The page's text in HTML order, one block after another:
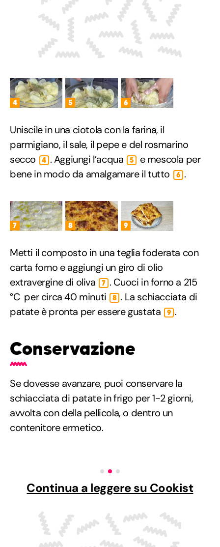
4 5 6
Uniscile in una ciotola con la farina, il
parmigiano, il sale, il pepe e del rosmarino
secco
4 . Aggiungi l’acqua 5
e mescola per
bene in modo da amalgamare il tutto
6 .
7 8 9
Metti il composto in una teglia foderata con
carta forno e aggiungi un giro di olio
extravergine di oliva
7 . Cuoci in forno a 215
°C per circa 40 minuti
8 . La schiacciata di
patate è pronta per essere gustata
9 .
Conservazione
Se dovesse avanzare, puoi conservare la
schiacciata di patate in frigo per 1-2 giorni,
avvolta con della pellicola, o dentro un
contenitore ermetico.
Continua a leggere su Cookist